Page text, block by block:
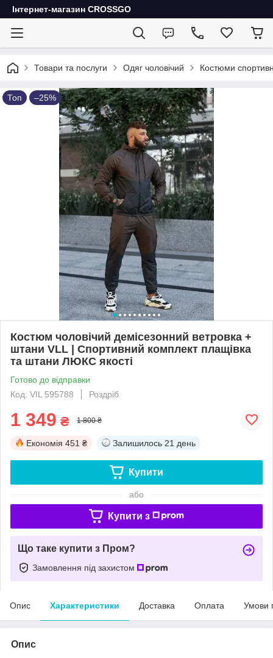
Інтернет-магазин CROSSGO
Товари та послуги Одяг чоловічий Костюми
Топ –25%
Костюм чоловічий демісезонний ветровка +
штани VLL | Спортивний комплект плащівка
та штани ЛЮКС якості
Готово до відправки
Код: VIL 595788
Роздріб
1 349 ₴ 1 800 ₴
Економія 451 ₴ Залишилось 21 день
Купити
або
Купити з
Що таке купити з Пром?
Замовлення під захистом
Опис Характеристики Доставка Оплата Умови
Опис